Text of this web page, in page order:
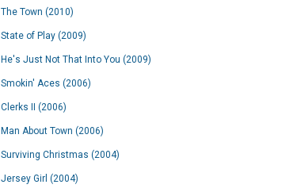
The Town (2010)
State of Play (2009)
He's Just Not That Into You (2009)
Smokin' Aces (2006)
Clerks II (2006)
Man About Town (2006)
Surviving Christmas (2004)
Jersey Girl (2004)